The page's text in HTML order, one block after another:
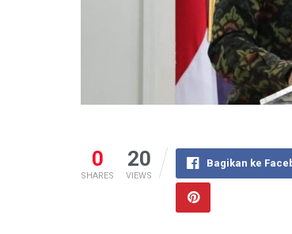
0
SHARES
20
VIEWS
Bagikan ke